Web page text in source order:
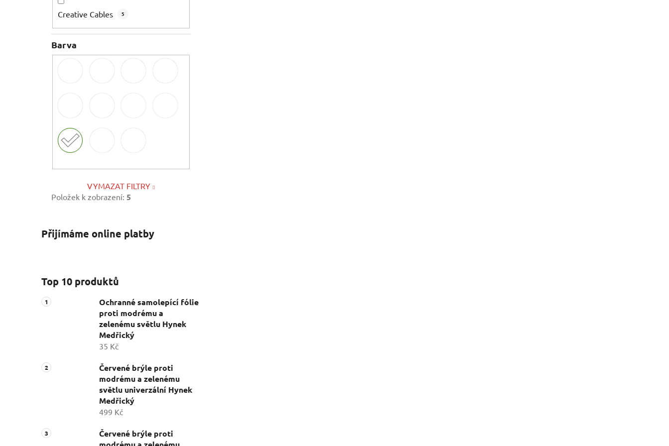
Creative Cables 5
Barva
VYMAZAT FILTRY
Položek k zobrazení: 5
Přijímáme online platby
Top 10 produktů
Ochranné samolepící fólie
proti modrému a
zelenému světlu Hynek
Medřický
35 Kč
Červené brýle proti
modrému a zelenému
světlu univerzální Hynek
Medřický
499 Kč
Červené brýle proti